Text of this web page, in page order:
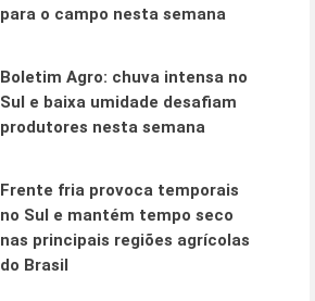
para o campo nesta semana
Boletim Agro: chuva intensa no
Sul e baixa umidade desafiam
produtores nesta semana
Frente fria provoca temporais
no Sul e mantém tempo seco
nas principais regiões agrícolas
do Brasil